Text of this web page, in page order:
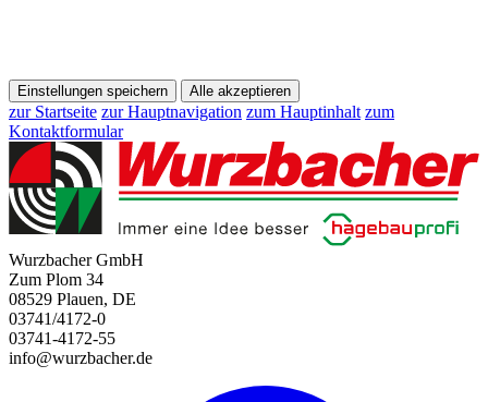
Einstellungen speichern Alle akzeptieren
zur Startseite zur Hauptnavigation zum Hauptinhalt zum
Kontaktformular
Wurzbacher GmbH
Zum Plom 34
08529 Plauen, DE
03741/4172-0
03741-4172-55
info@wurzbacher.de